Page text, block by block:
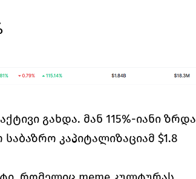
გახდა. მან 115%-იანი ზრდა
კაპიტალიზაციამ $1.8